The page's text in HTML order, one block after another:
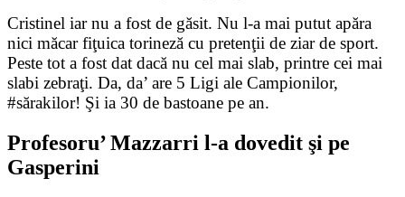
Cristinel iar nu a fost de găsit. Nu l-a mai putut apăra
nici măcar fiţuica torineză cu pretenţii de ziar de sport.
Peste tot a fost dat dacă nu cel mai slab, printre cei mai
slabi zebraţi. Da, da’ are 5 Ligi ale Campionilor,
#sărakilor! Şi ia 30 de bastoane pe an.
Profesoru’ Mazzarri l-a dovedit şi pe
Gasperini